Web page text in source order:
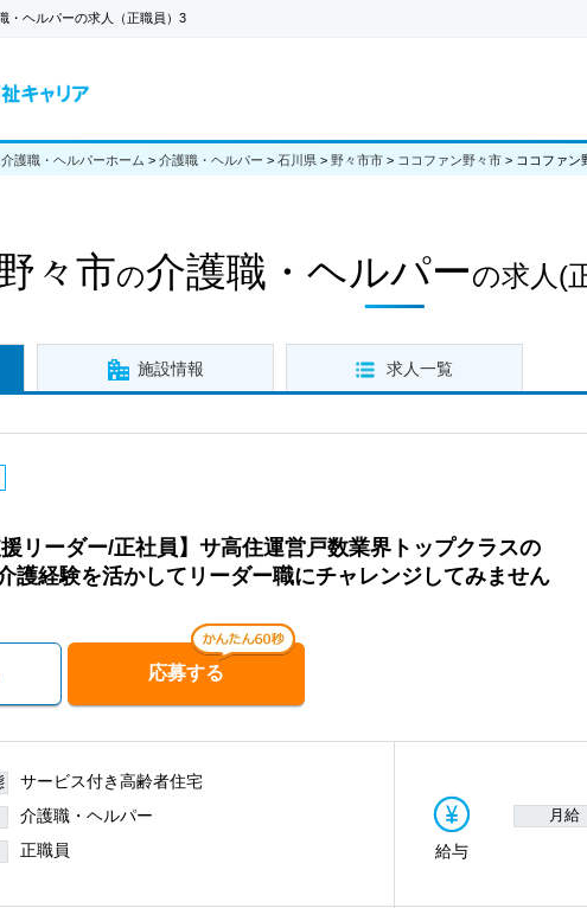
・ヘルパーの求人（正職員）3
介護職・ヘルパーホーム > 介護職・ヘルパー > 石川県 > 野々市市 > ココファン野々市 > ココファン
々市の介護職・ヘルパーの求人 (
施設情報 求人一覧
援リーダー/正社員】サ高住運営戸数業界トップクラスの
護経験を活かしてリーダー職にチャレンジしてみません
応募する
サービス付き高齢者住宅
介護職・ヘルパー
正職員 給与
月給